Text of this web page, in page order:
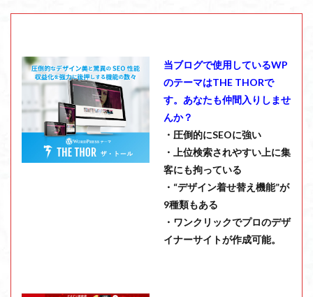
当ブログで使用しているWP
のテーマはTHE THORで
す。あなたも仲間入りしませ
んか？
・圧倒的にSEOに強い
・上位検索されやすい上に集
客にも拘っている
・“デザイン着せ替え機能”が
9種類もある
・ワンクリックでプロのデザ
イナーサイトが作成可能。